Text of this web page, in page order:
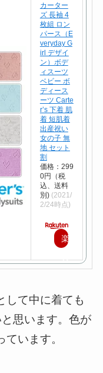
カーター
ズ 長袖 4
枚組 ロン
パース（E
veryday G
irl デザイ
ン）ボデ
ィスーツ
ベビー ボ
ディース
ーツ Carte
r’s 下着 肌
着 短肌着
出産祝い
女の子 無
地 セット
割
価格：299
0円（税
込、送料
別) (2021/
2/24時点)
楽
天
購
して中に着ても
思います。色が
います。